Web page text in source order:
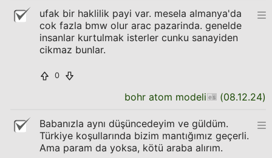
ufak bir haklilik payi var. mesela almanya'da
cok fazla bmw olur arac pazarinda. genelde
insanlar kurtulmak isterler cunku sanayiden
cikmaz bunlar.
0
bohr atom modeli (08.12.24)
Babanızla aynı düşüncedeyim ve güldüm.
Türkiye koşullarında bizim mantığımız geçerli.
Ama param da yoksa, kötü araba alırım.